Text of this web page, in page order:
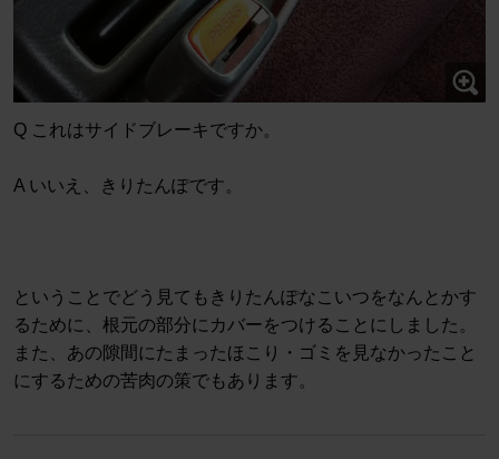
Q これはサイドブレーキですか。
A いいえ、きりたんぽです。
ということでどう見てもきりたんぽなこいつをなんとかす
るために、根元の部分にカバーをつけることにしました。
また、あの隙間にたまったほこり・ゴミを見なかったこと
にするための苦肉の策でもあります。